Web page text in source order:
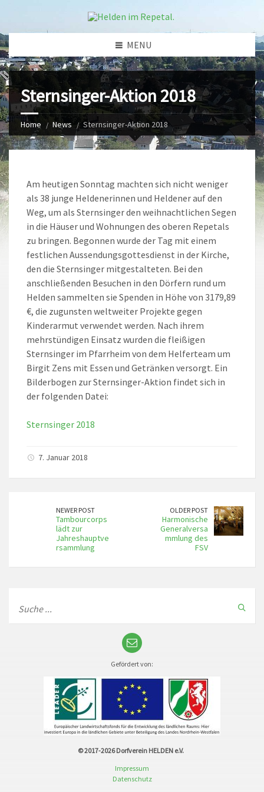
MENU
Sternsinger-Aktion 2018
Home News Sternsinger-Aktion 2018
Am heutigen Sonntag machten sich nicht weniger
als 38 junge Heldenerinnen und Heldener auf den
Weg, um als Sternsinger den weihnachtlichen Segen
in die Häuser und Wohnungen des oberen Repetals
zu bringen. Begonnen wurde der Tag mit einem
festlichen Aussendungsgottesdienst in der Kirche,
den die Sternsinger mitgestalteten. Bei den
anschließenden Besuchen in den Dörfern rund um
Helden sammelten sie Spenden in Höhe von 3179,89
€, die zugunsten weltweiter Projekte gegen
Kinderarmut verwendet werden. Nach ihrem
mehrstündigen Einsatz wurden die fleißigen
Sternsinger im Pfarrheim von dem Helferteam um
Birgit Zens mit Essen und Getränken versorgt. Ein
Bilderbogen zur Sternsinger-Aktion findet sich in
der folgenden Datei:
Sternsinger 2018
7. Januar 2018
NEWER POST
Tambourcorps
lädt zur
Jahreshauptve
rsammlung
OLDER POST
Harmonische
Generalversa
mmlung des
FSV
Gefördert von:
© 2017-2026Dorfverein HELDEN e.V.
Impressum
Datenschutz